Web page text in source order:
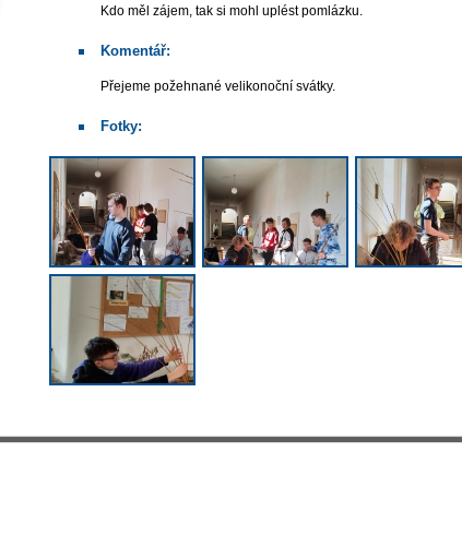
Kdo měl zájem, tak si mohl uplést pomlázku.
Komentář:
Přejeme požehnané velikonoční svátky.
Fotky: